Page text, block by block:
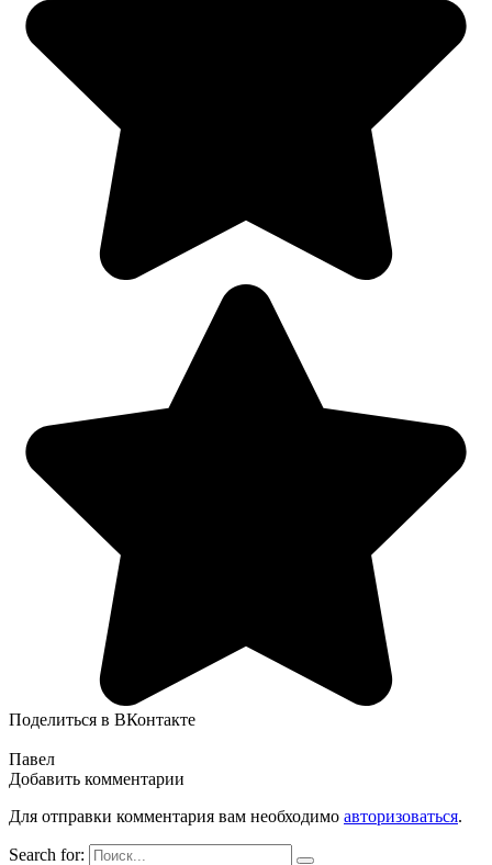
Поделиться в ВКонтакте
Павел
Добавить комментарии
Для отправки комментария вам необходимо авторизоваться.
Search for: